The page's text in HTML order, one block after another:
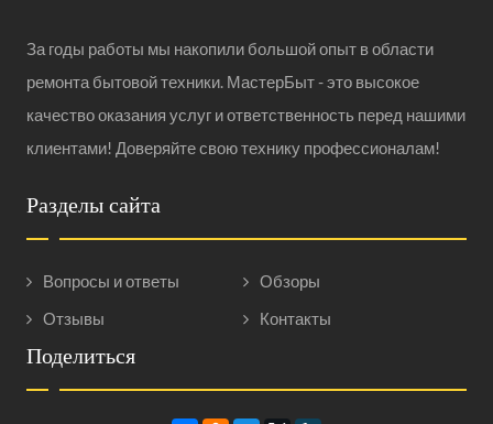
За годы работы мы накопили большой опыт в области
ремонта бытовой техники. МастерБыт - это высокое
качество оказания услуг и ответственность перед нашими
клиентами! Доверяйте свою технику профессионалам!
Разделы сайта
Вопросы и ответы
Обзоры
Отзывы
Контакты
Поделиться